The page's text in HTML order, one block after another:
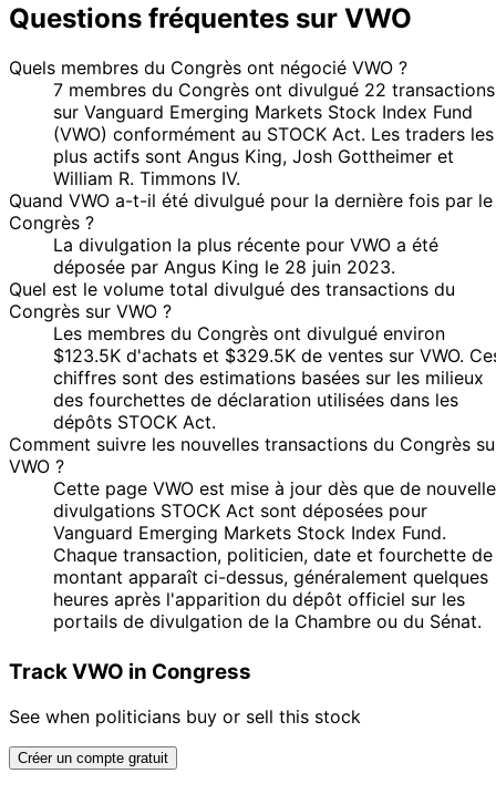
Questions fréquentes sur VWO
Quels membres du Congrès ont négocié VWO ?
7 membres du Congrès ont divulgué 22 transactions
sur Vanguard Emerging Markets Stock Index Fund
(VWO) conformément au STOCK Act. Les traders les
plus actifs sont Angus King, Josh Gottheimer et
William R. Timmons IV.
Quand VWO a-t-il été divulgué pour la dernière fois par le
Congrès ?
La divulgation la plus récente pour VWO a été
déposée par Angus King le 28 juin 2023.
Quel est le volume total divulgué des transactions du
Congrès sur VWO ?
Les membres du Congrès ont divulgué environ
$123.5K d'achats et $329.5K de ventes sur VWO.
chiffres sont des estimations basées sur les milieux
des fourchettes de déclaration utilisées dans les
dépôts STOCK Act.
Comment suivre les nouvelles transactions du Congrès
VWO ?
Cette page VWO est mise à jour dès que de
divulgations STOCK Act sont déposées pour
Vanguard Emerging Markets Stock Index Fund.
Chaque transaction, politicien, date et fourchette de
montant apparaît ci-dessus, généralement quelques
heures après l'apparition du dépôt officiel sur les
portails de divulgation de la Chambre ou du Sénat.
Track VWO in Congress
See when politicians buy or sell this stock
Créer un compte gratuit